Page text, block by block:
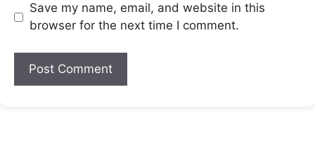
Save my name, email, and website in this
browser for the next time I comment.